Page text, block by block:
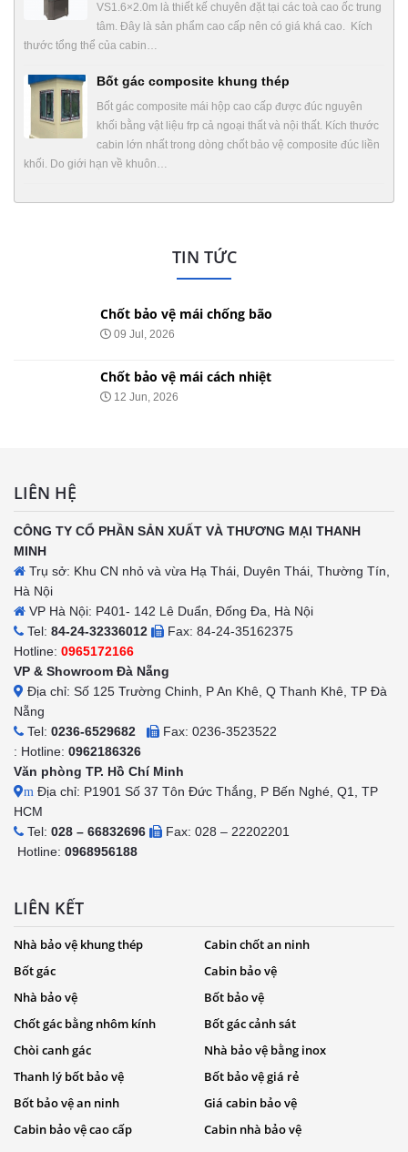
VS1.6×2.0m là thiết kế chuyên đặt tại các toà cao ốc trung
tâm. Đây là sản phẩm cao cấp nên có giá khá cao. Kích
thước tổng thể của cabin…
Bốt gác composite khung thép
Bốt gác composite mái hộp cao cấp được đúc nguyên
khối bằng vật liệu frp cả ngoại thất và nội thất. Kích thước
cabin lớn nhất trong dòng chốt bảo vệ composite đúc liền
khối. Do giới hạn về khuôn…
TIN TỨC
Chốt bảo vệ mái chống bão
09 Jul, 2026
Chốt bảo vệ mái cách nhiệt
12 Jun, 2026
LIÊN HỆ
CÔNG TY CỔ PHẦN SẢN XUẤT VÀ THƯƠNG MẠI THANH
MINH
Trụ sở: Khu CN nhỏ và vừa Hạ Thái, Duyên Thái, Thường Tín,
Hà Nội
VP Hà Nội: P401- 142 Lê Duẩn, Đống Đa, Hà Nội
Tel: 84-24-32336012
Fax: 84-24-35162375
Hotline: 0965172166
VP & Showroom Đà Nẵng
Địa chỉ: Số 125 Trường Chinh, P An Khê, Q Thanh Khê, TP Đà
Nẵng
Tel: 0236-6529682
Fax: 0236-3523522
: Hotline: 0962186326
Văn phòng TP. Hồ Chí Minh
m Địa chỉ: P1901 Số 37 Tôn Đức Thắng, P Bến Nghé, Q1, TP
HCM
Tel: 028 – 66832696
Fax: 028 – 22202201
Hotline: 0968956188
LIÊN KẾT
Nhà bảo vệ khung thép
Cabin chốt an ninh
Bốt gác
Cabin bảo vệ
Nhà bảo vệ
Bốt bảo vệ
Chốt gác bằng nhôm kính
Bốt gác cảnh sát
Chòi canh gác
Nhà bảo vệ bằng inox
Thanh lý bốt bảo vệ
Bốt bảo vệ giá rẻ
Bốt bảo vệ an ninh
Giá cabin bảo vệ
Cabin bảo vệ cao cấp
Cabin nhà bảo vệ